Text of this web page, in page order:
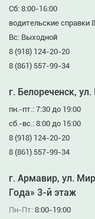
Сб: 8:00-16:00
водительские справки
Вс: Выходной
8 (918) 124-20-20
8 (861) 557-99-34
г. Белореченск,
пн.-пт.: 7:30 до 19:00
сб.-вс.: 8:00 до 15:00
8 (918) 124-20-20
8 (861) 557-99-34
г. Армавир, ул.
Года» 3-й этаж
Пн-Пт: 8:00-19:00